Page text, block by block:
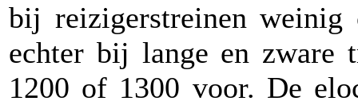
bij reizigerstreinen weinig
echter bij lange en zware
1200 of 1300 voor. De